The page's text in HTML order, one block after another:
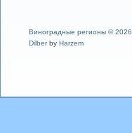
Виноградные регионы © 2026
Dilberby Harzem